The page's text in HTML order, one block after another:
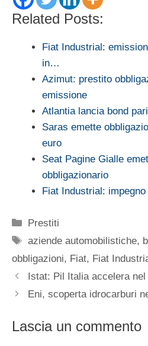
Related Posts:
Fiat Industrial:
in…
Azimut: prestito
emissione
Atlantia lancia bond
Saras emette
euro
Seat Pagine Gialle
obbligazionario
Fiat Industrial:
Categorie
Prestiti
Tag
aziende automobilistiche,
obbligazioni, Fiat, Fiat
Istat: Pil Italia accelera
Eni, scoperta idrocarburi
Lascia un commento